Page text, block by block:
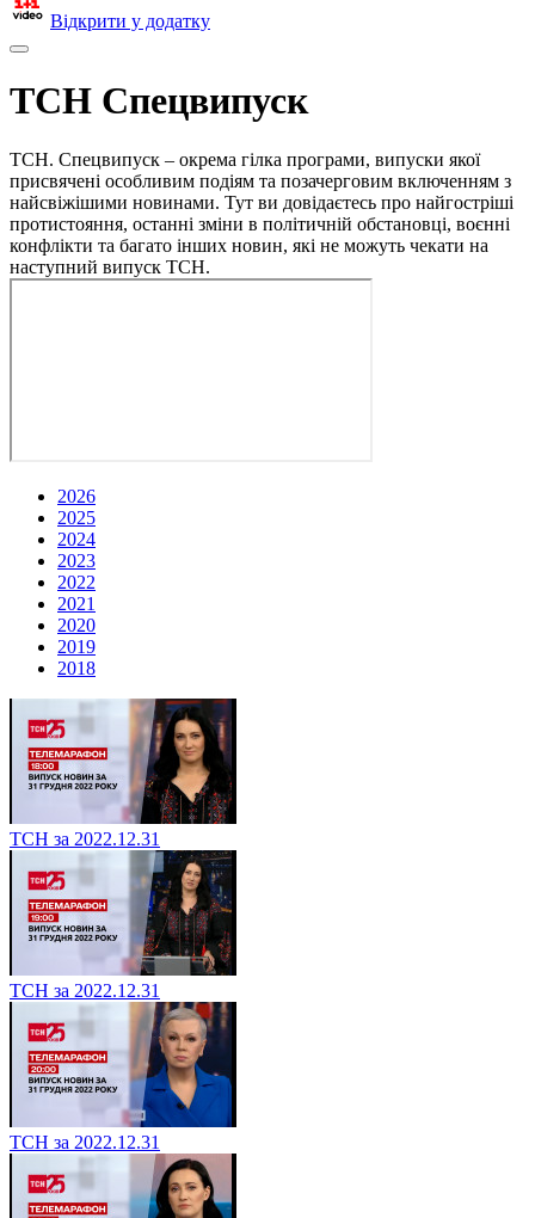
Відкрити у додатку
ТСН Спецвипуск
ТСН. Спецвипуск – окрема гілка програми, випуски якої
присвячені особливим подіям та позачерговим включенням з
найсвіжішими новинами. Тут ви довідаєтесь про найгостріші
протистояння, останні зміни в політичній обстановці, воєнні
конфлікти та багато інших новин, які не можуть чекати на
наступний випуск ТСН.
2026
2025
2024
2023
2022
2021
2020
2019
2018
ТСН за 2022.12.31
ТСН за 2022.12.31
ТСН за 2022.12.31